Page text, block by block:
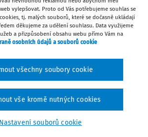
Řízením myslím
myslím to,
Přihlaste se.
Tisknout
Sdílet
Poznámka
vylepšovat. Proto od Vás potřebujeme souhlas se
tj. malých souborů, které se dočasně ukládají
děkujeme za udělení souhlasu. Data využijeme
a přizpůsobení obsahu webu přímo Vám na
osobních údajů a souborů cookie
Nastavení souborů cookie
vše kromě nutných cookies
všechny soubory cookie